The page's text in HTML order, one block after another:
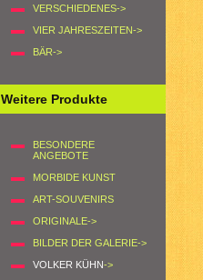
VERSCHIEDENES->
VIER JAHRESZEITEN->
BÄR->
Weitere Produkte
BESONDERE
ANGEBOTE
MORBIDE KUNST
ART-SOUVENIRS
ORIGINALE->
BILDER DER GALERIE->
VOLKER KÜHN->